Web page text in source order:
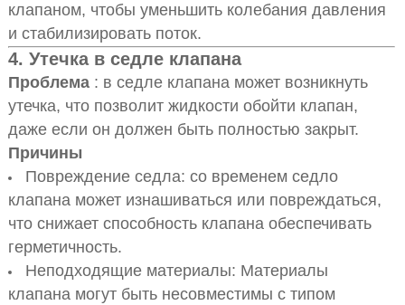
клапаном, чтобы уменьшить колебания давления
и стабилизировать поток.
4. Утечка в седле клапана
Проблема: в седле клапана может возникнуть
утечка, что позволит жидкости обойти клапан,
даже если он должен быть полностью закрыт.
Причины
Повреждение седла: со временем седло
клапана может изнашиваться или повреждаться,
что снижает способность клапана обеспечивать
герметичность.
Неподходящие материалы: Материалы
клапана могут быть несовместимы с типом